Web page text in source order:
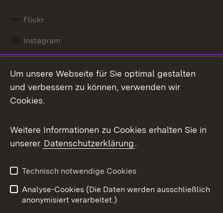
Flickr
Instagram
Mastodon
Messenger
Social Wall
X / Twitter
Youtube
Um unsere Webseite für Sie optimal gestalten
und verbessern zu können, verwenden wir
Cookies.
Weitere Informationen zu Cookies erhalten Sie in
unserer Datenschutzerklärung.
Technisch notwendige Cookies
Analyse-Cookies (Die Daten werden ausschließlich
anonymisiert verarbeitet.)